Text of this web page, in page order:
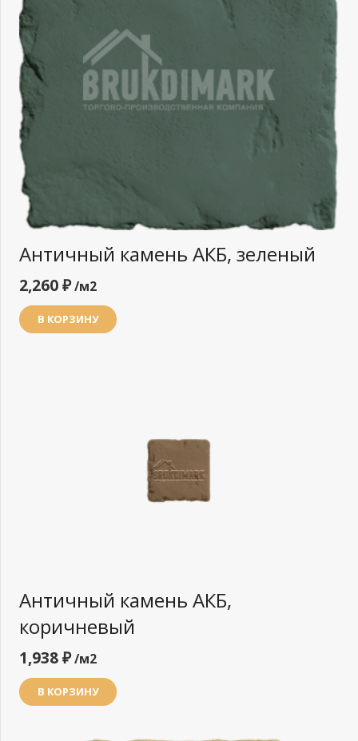
Античный камень АКБ, зеленый
2,260₽/м2
В КОРЗИНУ
Античный камень АКБ,
коричневый
1,938₽/м2
В КОРЗИНУ